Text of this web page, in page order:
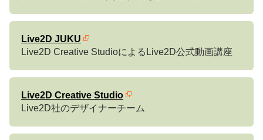
Live2D JUKU
Live2D Creative StudioによるLive2D公式動画講座
Live2D Creative Studio
Live2D社のデザイナーチーム